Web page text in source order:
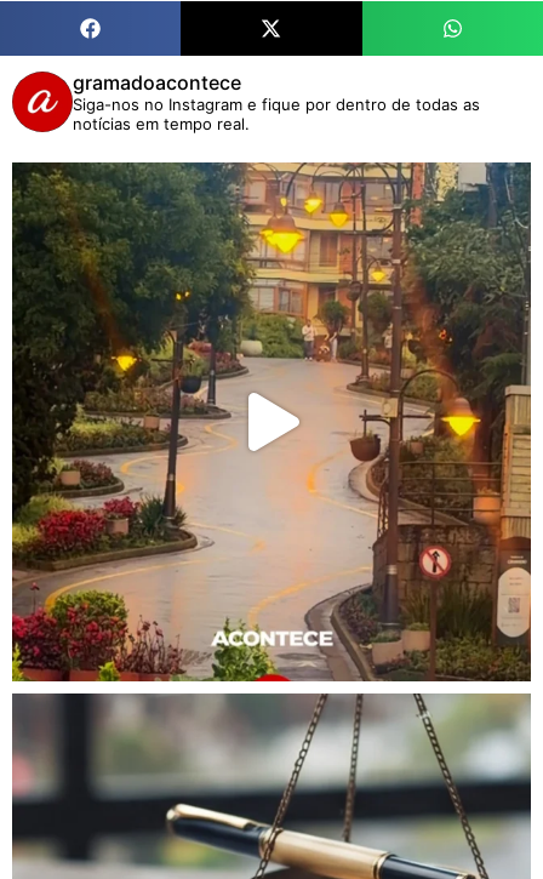
gramadoacontece
Siga-nos no Instagram e fique por dentro de todas as
notícias em tempo real.